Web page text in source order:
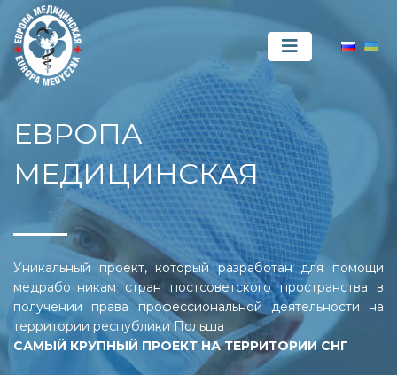
ЕВРОПА
МЕДИЦИНСКАЯ
Уникальный проект, который разработан для помощи
медработникам стран постсоветского пространства в
получении права профессиональной деятельности на
территории республики Польша
САМЫЙ КРУПНЫЙ ПРОЕКТ НА ТЕРРИТОРИИ СНГ